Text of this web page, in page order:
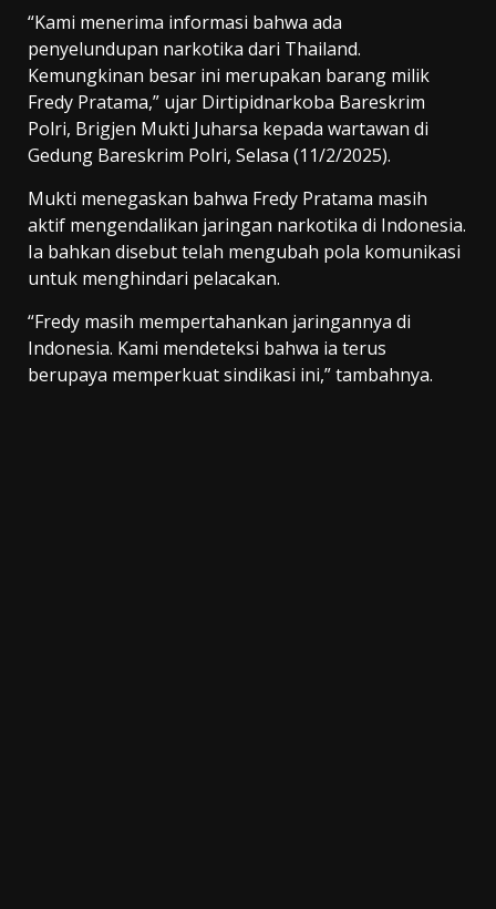
“Kami menerima informasi bahwa ada
penyelundupan narkotika dari Thailand.
Kemungkinan besar ini merupakan barang milik
Fredy Pratama,” ujar Dirtipidnarkoba Bareskrim
Polri, Brigjen Mukti Juharsa kepada wartawan di
Gedung Bareskrim Polri, Selasa (11/2/2025).
Mukti menegaskan bahwa Fredy Pratama masih
aktif mengendalikan jaringan narkotika di Indonesia.
Ia bahkan disebut telah mengubah pola komunikasi
untuk menghindari pelacakan.
“Fredy masih mempertahankan jaringannya di
Indonesia. Kami mendeteksi bahwa ia terus
berupaya memperkuat sindikasi ini,” tambahnya.